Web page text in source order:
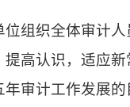
组织全体审计
高认识，适应
审计工作发展